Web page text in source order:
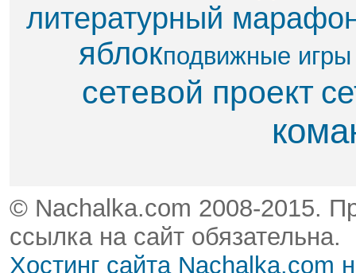
литературный
яблок​подвижные игры
сетевой проект
© Nachalka.com 2008-2015.
ссылка на сайт обязательна.
Хостинг сайта Nachalka.com